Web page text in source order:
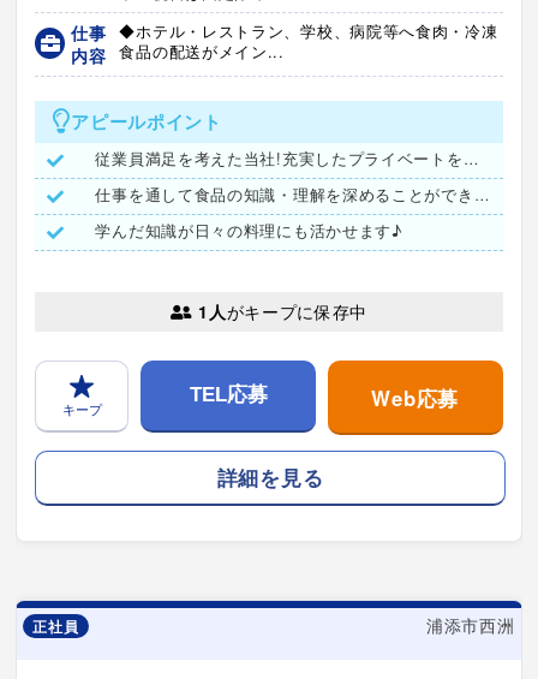
仕事
内容
◆ホテル・レストラン、学校、病院等へ食肉・冷凍
食品の配送がメイン...
アピールポイント
従業員満足を考えた当社!充実したプライベートを過ごせます♪
仕事を通して食品の知識・理解を深めることができます!
学んだ知識が日々の料理にも活かせます♪
1人がキープに保存中
キープ
TEL応募 Web応募
詳細を見る
正社員 浦添市西洲